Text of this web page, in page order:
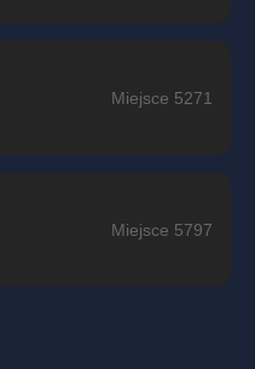
Miejsce 5271
Miejsce 5797